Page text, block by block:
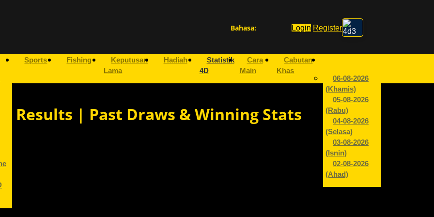
Bahasa: Login Register
Sports Fishing
Keputusan
Lama
Hadiah
Statistik
4D
Cara
Main
Cabutan
Khas
06-08-2026
(Khamis)
05-08-2026
(Rabu)
04-08-2026
(Selasa)
03-08-2026
(Isnin)
02-08-2026
(Ahad)
Results | Past Draws & Winning Stats